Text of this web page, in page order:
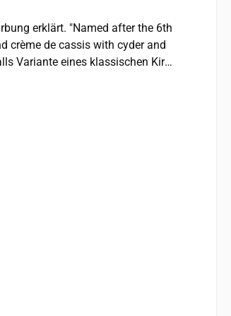
crème de cassis with cyder and